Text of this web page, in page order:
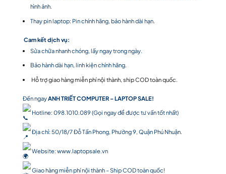
hình ảnh.
Thay pin laptop: Pin chính hãng, bảo hành dài hạn.
Cam kết dịch vụ:
Sửa chữa nhanh chóng, lấy ngay trong ngày.
Bảo hành dài hạn, linh kiện chính hãng.
Hỗ trợ giao hàng miễn phí nội thành, ship COD toàn quốc.
Đến ngay ANH TRIẾT COMPUTER – LAPTOP SALE!
Hotline: 098.1010.089 (Gọi ngay để được tư vấn tốt nhất)
Địa chỉ: 50/18/7 Đỗ Tấn Phong, Phường 9, Quận Phú Nhuận.
Website: www.laptopsale.vn
Giao hàng miễn phí nội thành – Ship COD toàn quốc!